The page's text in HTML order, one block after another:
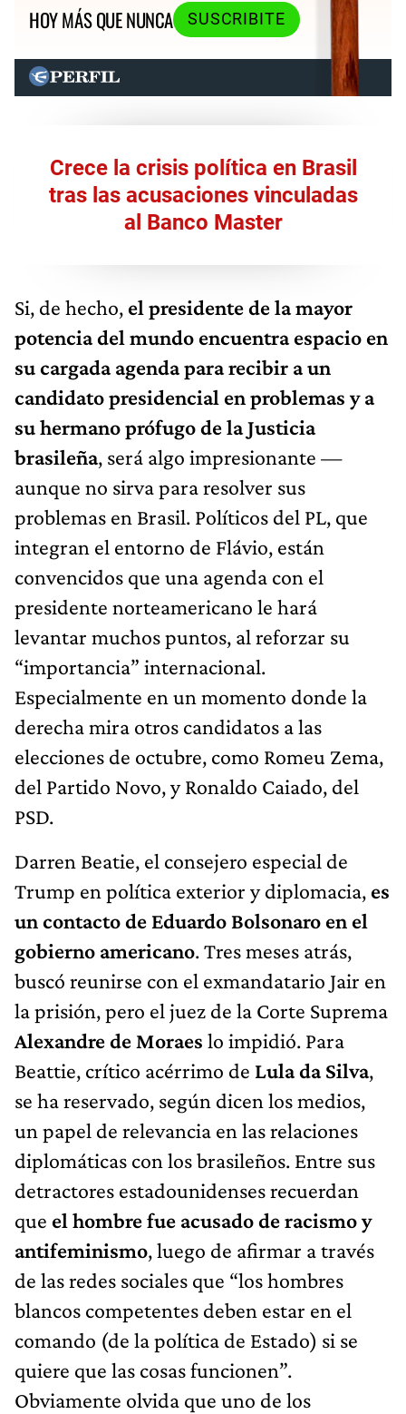
HOY MÁS QUE NUNCA SUSCRIBITE
Crece la crisis política en Brasil
tras las acusaciones vinculadas
al Banco Master
Si, de hecho, el presidente de la mayor
potencia del mundo encuentra espacio en
su cargada agenda para recibir a un
candidato presidencial en problemas y a
su hermano prófugo de la Justicia
brasileña, será algo impresionante —
aunque no sirva para resolver sus
problemas en Brasil. Políticos del PL, que
integran el entorno de Flávio, están
convencidos que una agenda con el
presidente norteamericano le hará
levantar muchos puntos, al reforzar su
“importancia” internacional.
Especialmente en un momento donde la
derecha mira otros candidatos a las
elecciones de octubre, como Romeu Zema,
del Partido Novo, y Ronaldo Caiado, del
PSD.
Darren Beatie, el consejero especial de
Trump en política exterior y diplomacia, es
un contacto de Eduardo Bolsonaro en el
gobierno americano. Tres meses atrás,
buscó reunirse con el exmandatario Jair en
la prisión, pero el juez de la Corte Suprema
Alexandre de Moraes lo impidió. Para
Beattie, crítico acérrimo de Lula da Silva,
se ha reservado, según dicen los medios,
un papel de relevancia en las relaciones
diplomáticas con los brasileños. Entre sus
detractores estadounidenses recuerdan
que el hombre fue acusado de racismo y
antifeminismo, luego de afirmar a través
de las redes sociales que “los hombres
blancos competentes deben estar en el
comando (de la política de Estado) si se
quiere que las cosas funcionen”.
Obviamente olvida que uno de los